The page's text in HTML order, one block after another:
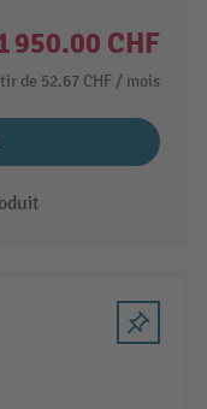
950.00 CHF
de 52.67 CHF / mois